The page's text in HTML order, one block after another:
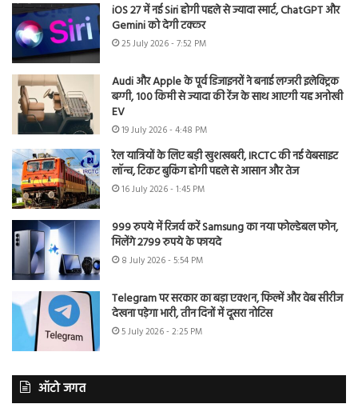
iOS 27 में नई Siri होगी पहले से ज्यादा स्मार्ट, ChatGPT और
Gemini को देगी टक्कर
25 July 2026 - 7:52 PM
Audi और Apple के पूर्व डिजाइनरों ने बनाई लग्जरी इलेक्ट्रिक
बग्गी, 100 किमी से ज्यादा की रेंज के साथ आएगी यह अनोखी
EV
19 July 2026 - 4:48 PM
रेल यात्रियों के लिए बड़ी खुशखबरी, IRCTC की नई वेबसाइट
लॉन्च, टिकट बुकिंग होगी पहले से आसान और तेज
16 July 2026 - 1:45 PM
999 रुपये में रिजर्व करें Samsung का नया फोल्डेबल फोन,
मिलेंगे 2799 रुपये के फायदे
8 July 2026 - 5:54 PM
Telegram पर सरकार का बड़ा एक्शन, फिल्में और वेब सीरीज
देखना पड़ेगा भारी, तीन दिनों में दूसरा नोटिस
5 July 2026 - 2:25 PM
ऑटो जगत